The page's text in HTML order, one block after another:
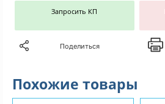
Запросить КП
Поделиться
Похожие товары